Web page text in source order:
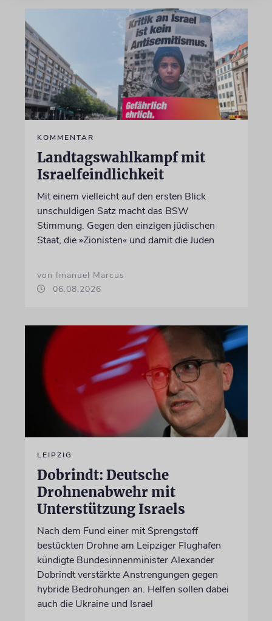
KOMMENTAR
Landtagswahlkampf mit
Israelfeindlichkeit
Mit einem vielleicht auf den ersten Blick
unschuldigen Satz macht das BSW
Stimmung. Gegen den einzigen jüdischen
Staat, die »Zionisten« und damit die Juden
von Imanuel Marcus
06.08.2026
LEIPZIG
Dobrindt: Deutsche
Drohnenabwehr mit
Unterstützung Israels
Nach dem Fund einer mit Sprengstoff
bestückten Drohne am Leipziger Flughafen
kündigte Bundesinnenminister Alexander
Dobrindt verstärkte Anstrengungen gegen
hybride Bedrohungen an. Helfen sollen dabei
auch die Ukraine und Israel